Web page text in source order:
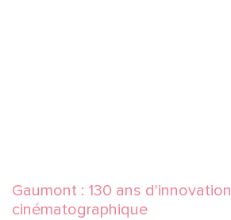
Gaumont : 130 ans d'innovation
cinématographique